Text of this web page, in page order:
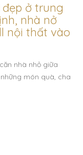
ở trung
nhà nở
nội thất vào
nhà nhỏ giữa
món quà, cha